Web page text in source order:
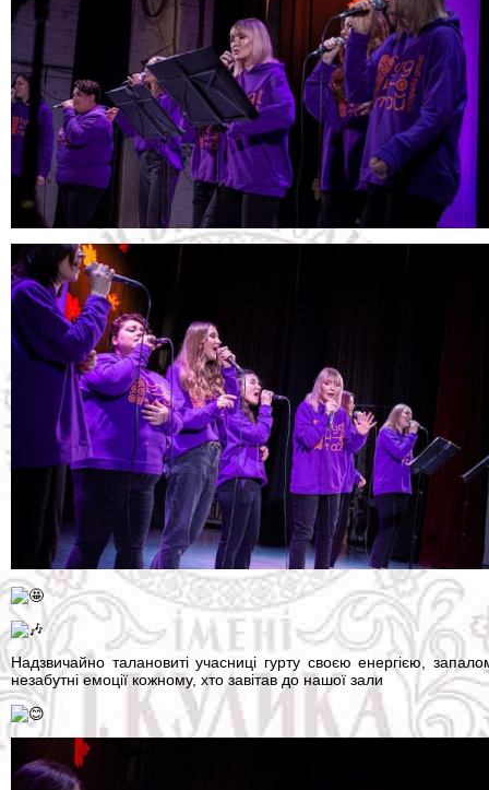
Надзвичайно талановиті учасниці гурту своєю енергією,
незабутні емоції кожному, хто завітав до нашої зали